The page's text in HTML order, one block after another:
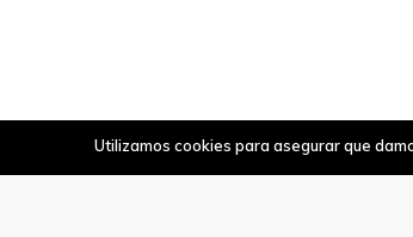
Utilizamos cookies para asegurar que